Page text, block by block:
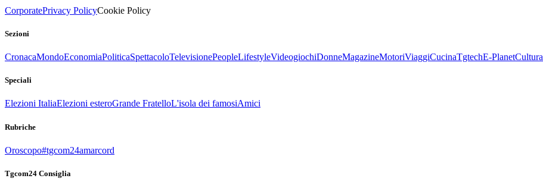
CorporatePrivacy PolicyCookie Policy
Sezioni
CronacaMondoEconomiaPoliticaSpettacoloTelevisionePeopleLifestyleVideogiochiDonneMagazineMotoriViaggiCucinaTgtechE-PlanetCultura
Speciali
Elezioni ItaliaElezioni esteroGrande FratelloL'isola dei famosiAmici
Rubriche
Oroscopo#tgcom24amarcord
Tgcom24 Consiglia